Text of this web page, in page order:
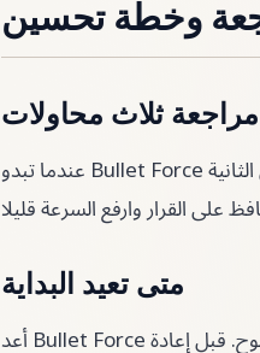
وخطة تحسين
مراجعة ثلاث محاولات
عندما تبدو Bullet Force غير مستقرة، استخدم ثلاث محاولات. في الأولى راقب نقطة الضغط، وفي الثانية
متى تعيد البداية
أعد Bullet Force عندما تصبح قراراتك عاطفية أو عندما لا تقرأ الشاشة بوضوح. قبل إعادة Bullet Force،